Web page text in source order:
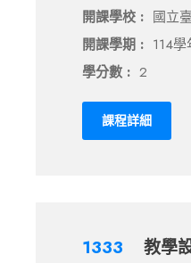
開課學校 : 國立
開課學期 : 114
學分數 : 2
課程詳細
1333 教學